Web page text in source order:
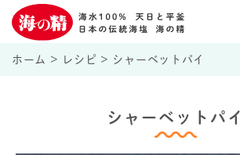
ホーム > レシピ > シャーベットパイ
シャーベットパイ